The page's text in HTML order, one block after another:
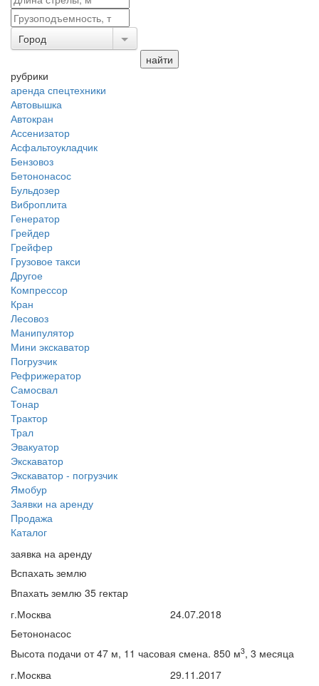
Город
рубрики
аренда спецтехники
Автовышка
Автокран
Ассенизатор
Асфальтоукладчик
Бензовоз
Бетононасос
Бульдозер
Виброплита
Генератор
Грейдер
Грейфер
Грузовое такси
Другое
Компрессор
Кран
Лесовоз
Манипулятор
Мини экскаватор
Погрузчик
Рефрижератор
Самосвал
Тонар
Трактор
Трал
Эвакуатор
Экскаватор
Экскаватор - погрузчик
Ямобур
Заявки на аренду
Продажа
Каталог
заявка на аренду
Вспахать землю
Впахать землю 35 гектар
г.Москва
24.07.2018
Бетононасос
Высота подачи от 47 м, 11 часовая смена. 850 м3, 3 месяца
г.Москва
29.11.2017